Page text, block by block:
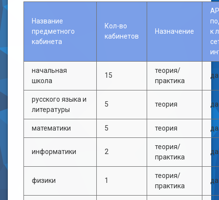
Название
предметного
кабинета
Кол-во
кабинетов
Назначение
к
начальная
школа
15
теория/
практика
да
русского языка и
литературы
5 теория да
математики 5 теория да
информатики 2
теория/
практика
да
физики 1
теория/
практика
да